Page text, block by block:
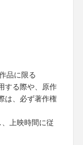
品に限る
する際や、原作
は、必ず著作権
上映時間に従